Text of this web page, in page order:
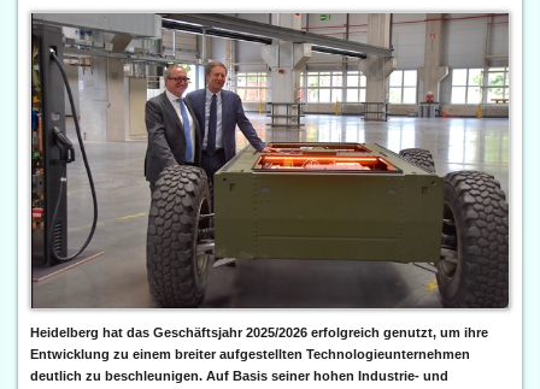
Heidelberg hat das Geschäftsjahr 2025/2026 erfolgreich genutzt, um ihre
Entwicklung zu einem breiter aufgestellten Technologieunternehmen
deutlich zu beschleunigen. Auf Basis seiner hohen Industrie- und